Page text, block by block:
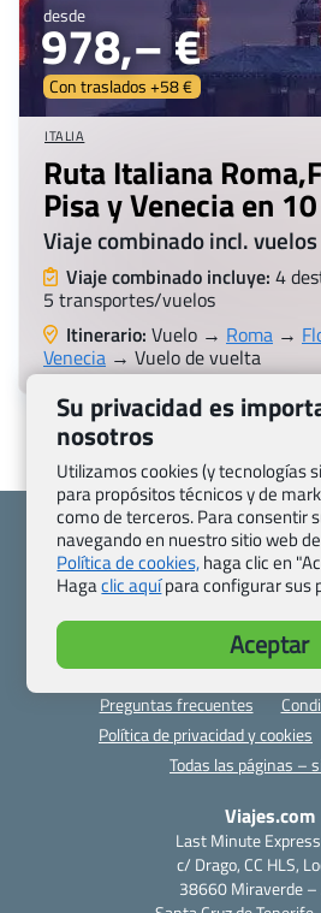
desde
978,– €
Con traslados +58 €
ITALIA
Ruta Italiana
Pisa y Venecia en
Viaje combinado incl.
Viaje combinado incluye: 4
5 transportes/vuelos
Itinerario: Vuelo → Roma →
Venecia → Vuelo de vuelta
Pasaporte, Visado, Salud y otras
Blog de Viajes.com
Preguntas frecuentes
Política de privacidad y cookies
Todas las páginas –
Viajes.com
Last Minute
c/ Drago, CC HLS,
38660 Miraverde –
Su privacidad es
nosotros
Utilizamos cookies (y tecnologías
para propósitos técnicos y de
como de terceros. Para consentir
navegando en nuestro sitio web
Política de cookies,haga clic en
Hagaclic aquípara configurar sus
Aceptar